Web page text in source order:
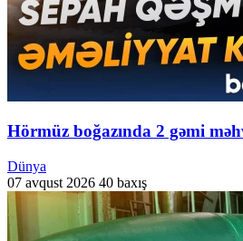
Hörmüz boğazında 2 gəmi
Dünya
07 avqust 2026 40 baxış